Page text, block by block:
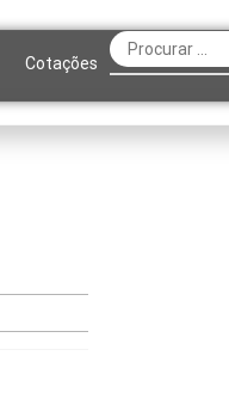
Cotações